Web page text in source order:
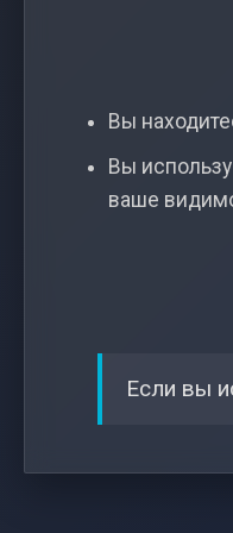
Вы
Вы
ваше
Если вы